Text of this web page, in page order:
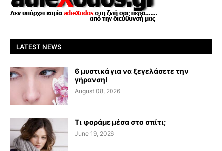
LATEST NEWS
6 μυστικά για να ξεγελάσετε την
γήρανση!
August 08, 2026
Τι φοράμε μέσα στο σπίτι;
June 19, 2026